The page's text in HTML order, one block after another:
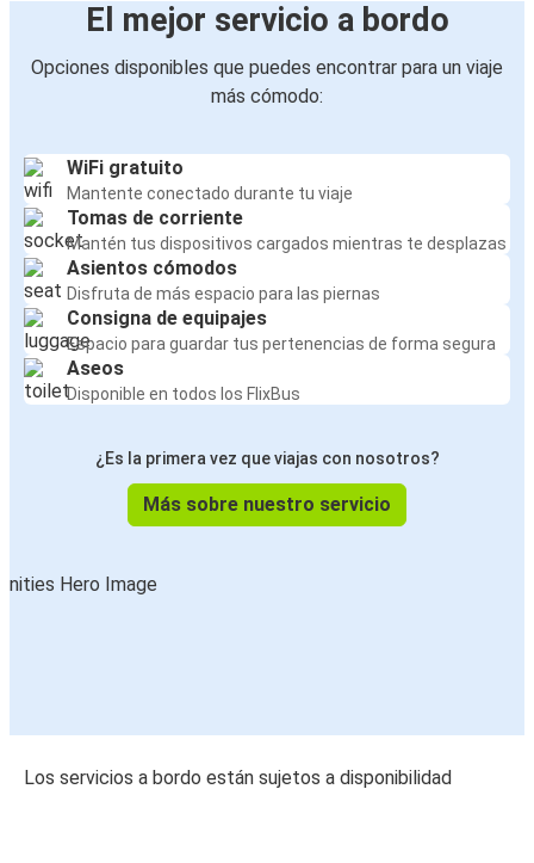
El mejor servicio a bordo
Opciones disponibles que puedes encontrar para un viaje
más cómodo:
WiFi gratuito
Mantente conectado durante tu viaje
Tomas de corriente
Mantén tus dispositivos cargados mientras te desplazas
Asientos cómodos
Disfruta de más espacio para las piernas
Consigna de equipajes
Espacio para guardar tus pertenencias de forma segura
Aseos
Disponible en todos los FlixBus
¿Es la primera vez que viajas con nosotros?
Más sobre nuestro servicio
Los servicios a bordo están sujetos a disponibilidad